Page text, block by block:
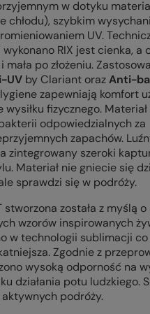
w dotyku
chłodu), szybkim
UV.
RIX jest cienka, a
po złożeniu.
UV by Clariant orazAnti-
zapewniają komfort
fizycznego.
odpowiedzialnych za
zapachów.
zintegrowany szeroki
Materiał nie gniecie się
sprawdzi się w podróży.
stworzona została z myślą
wzorów inspirowanych
w technologii sublimacji co
Zgodnie z
wysoką odporność na
działania potu ludzkiego.
podróży.